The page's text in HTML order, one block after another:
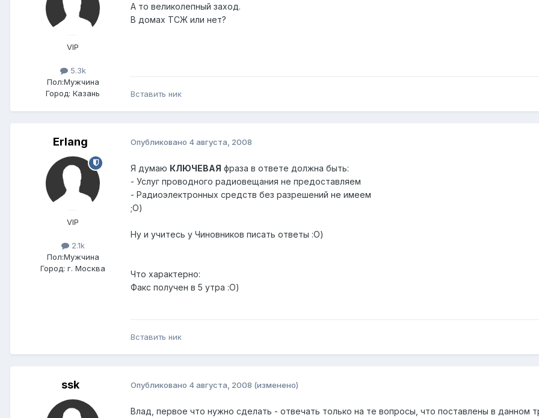
VIP
5.3k
Пол:Мужчина
Город: Казань
А то великолепный заход.
В домах ТСЖ или нет?
Вставить ник
Erlang
VIP
2.1k
Пол:Мужчина
Город: г. Москва
Опубликовано 4 августа, 2008
Я думаю КЛЮЧЕВАЯ фраза в ответе должна быть:
- Услуг проводного радиовещания не предоставляем
- Радиоэлектронных средств без разрешений не имеем
;О)
Ну и учитесь у Чиновников писать ответы :О)
Что характерно:
Факс получен в 5 утра :О)
Вставить ник
ssk Опубликовано 4 августа, 2008 (изменено)
Влад, первое что нужно сделать - отвечать только на те вопросы, что поставлены в данном